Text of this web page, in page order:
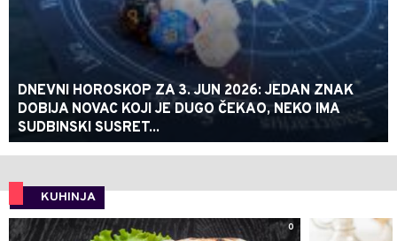
DNEVNI HOROSKOP ZA 3. JUN 2026: JEDAN ZNAK
DOBIJA NOVAC KOJI JE DUGO ČEKAO, NEKO IMA
SUDBINSKI SUSRET...
KUHINJA
0